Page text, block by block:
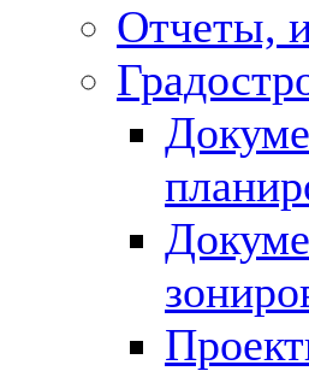
Отчеты,